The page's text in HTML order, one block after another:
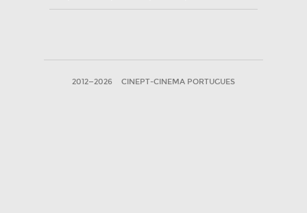
2012—2026 CINEPT-CINEMA PORTUGUES